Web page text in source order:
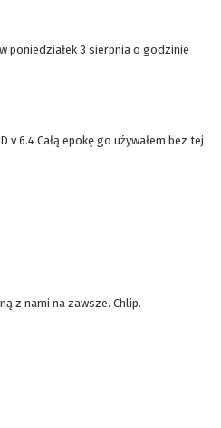
poniedziałek 3 sierpnia o godzinie
6.4 Całą epokę go używałem bez tej
z nami na zawsze. Chlip.